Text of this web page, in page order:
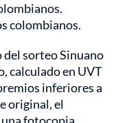
colombianos.
del sorteo Sinuano
calculado en UVT
inferiores a
original, el